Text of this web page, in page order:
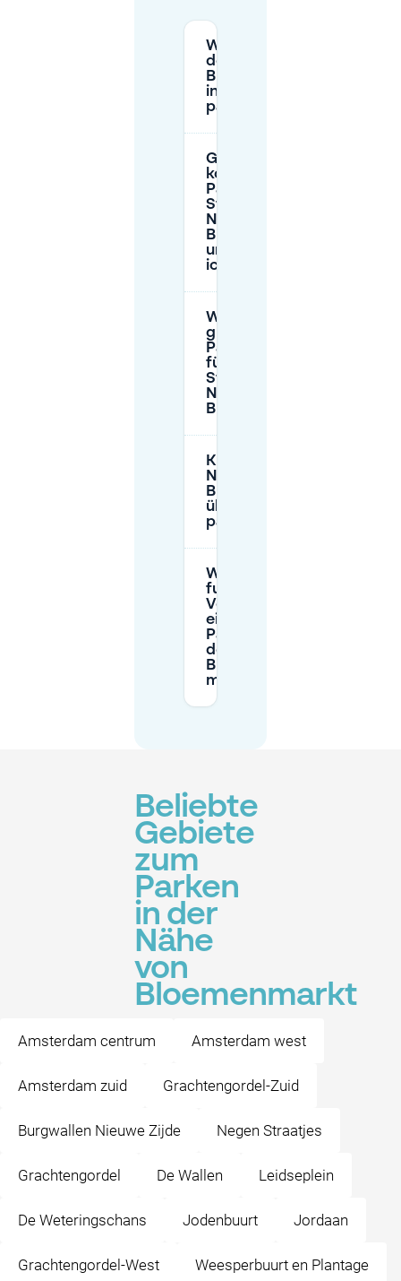
Wo kann ich in
der Nähe des
Bloemenmarkts
in Amsterdam
parken?
Gibt es
kostenpflichtiges
Parken auf der
Straße in der
Nähe des
Bloemenmarkts
und was sollte
ich beachten?
Wie finde ich
günstigere
Parkmöglichkeiten
für ein paar
Stunden in der
Nähe des
Bloemenmarkts?
Kann ich in der
Nähe des
Bloemenmarkts
über Nacht
parken?
Wie
funktioniert die
Vorabbuchung
eines
Parkplatzes in
der Nähe des
Bloemenmarkts
mit Mobypark?
Beliebte
Gebiete
zum
Parken
in der
Nähe
von
Bloemenmarkt
Amsterdam centrum Amsterdam west
Amsterdam zuid Grachtengordel-Zuid
Burgwallen Nieuwe Zijde Negen Straatjes
Grachtengordel De Wallen Leidseplein
De Weteringschans Jodenbuurt Jordaan
Grachtengordel-West Weesperbuurt en Plantage